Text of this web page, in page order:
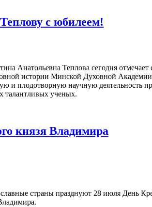
с юбилеем!
Анатольевна Теплова сегодня
истории Минской Духовной
и плодотворную научную деятельность
талантливых ученых.
князя Владимира
страны празднуют 28 июля День